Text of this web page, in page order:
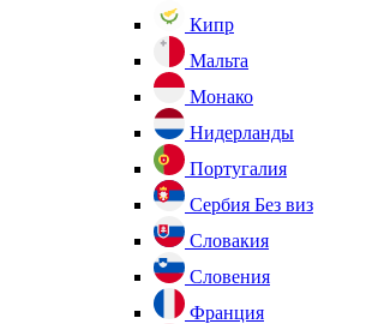
Кипр
Мальта
Монако
Нидерланды
Португалия
Сербия Без виз
Словакия
Словения
Франция